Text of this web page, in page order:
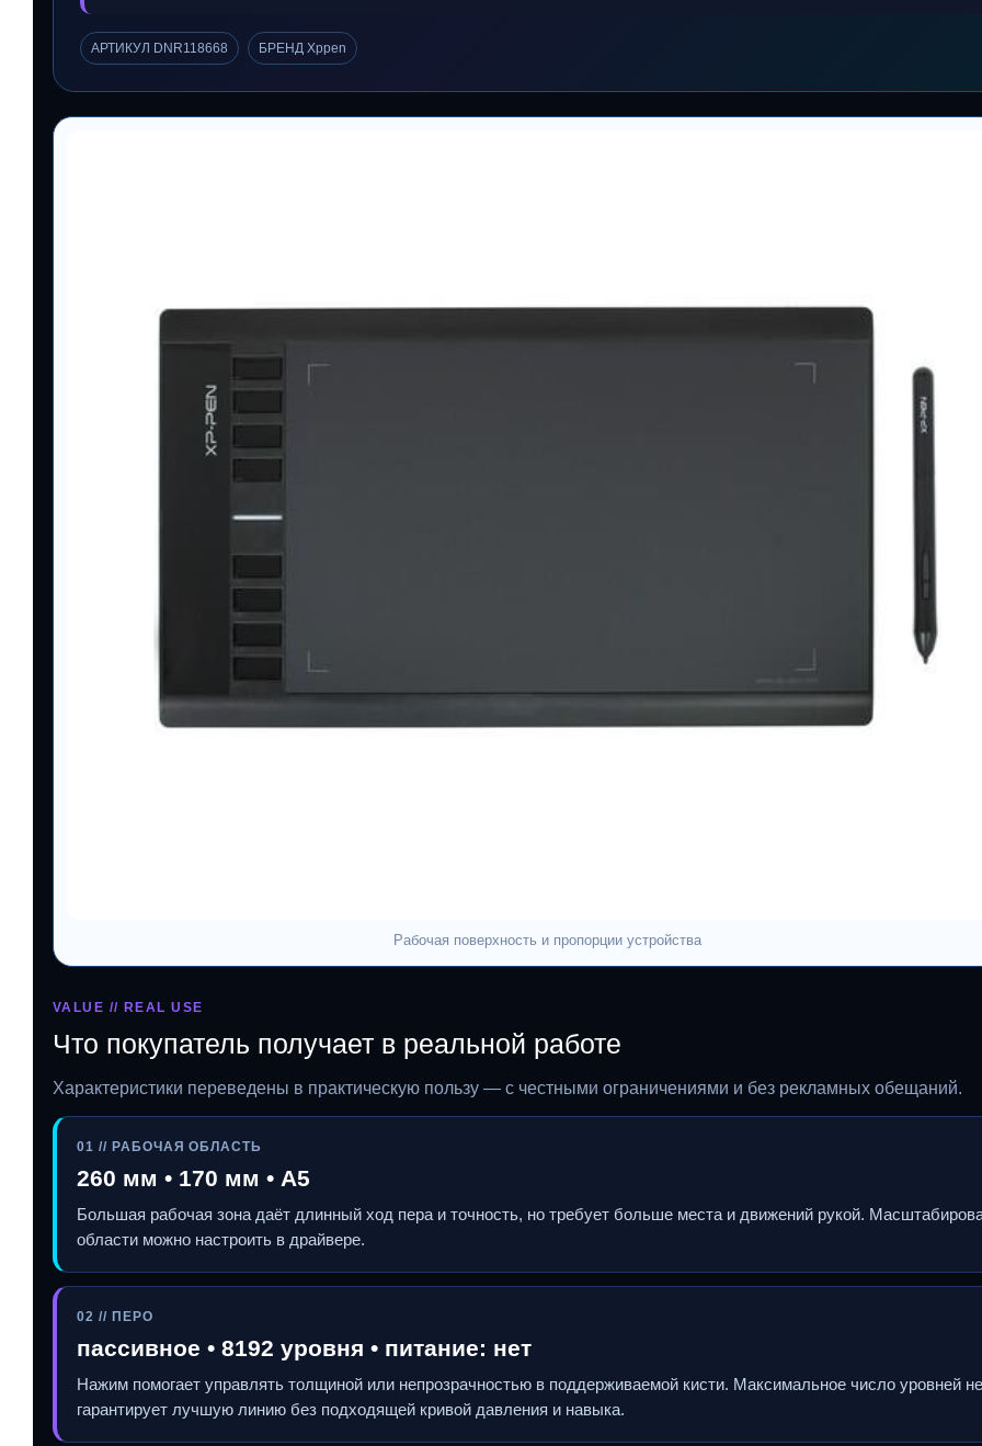
АРТИКУЛ DNR118668 БРЕНД Xppen
Рабочая поверхность и пропорции устройства
VALUE // REAL USE
Что покупатель получает в реальной работе
Характеристики переведены в практическую пользу — с честными ограничениями и без рекламных обещаний.
01 // РАБОЧАЯ ОБЛАСТЬ
260 мм • 170 мм • A5
Большая рабочая зона даёт длинный ход пера и точность, но требует больше места и движений рукой.
области можно настроить в драйвере.
02 // ПЕРО
пассивное • 8192 уровня • питание: нет
Нажим помогает управлять толщиной или непрозрачностью в поддерживаемой кисти. Максимальное число уровней не
гарантирует лучшую линию без подходящей кривой давления и навыка.